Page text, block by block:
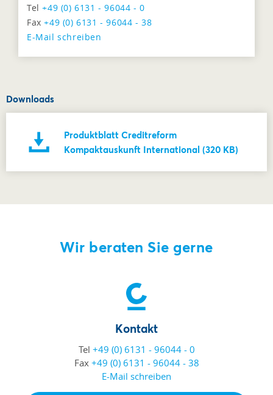
Tel+49 (0) 6131 - 96044 - 0
Fax+49 (0) 6131 - 96044 - 38
E-Mail schreiben
Downloads
Produktblatt Creditreform
Kompaktauskunft International (320 KB)
Wir beraten Sie gerne
Kontakt
Tel +49 (0) 6131 - 96044 - 0
Fax +49 (0) 6131 - 96044 - 38
E-Mail schreiben